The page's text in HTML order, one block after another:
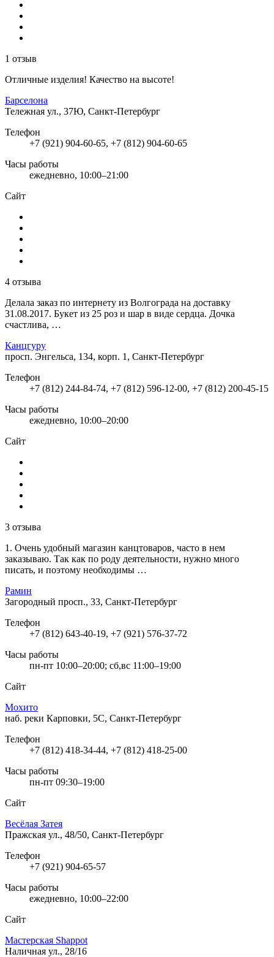
1 отзыв
Отличные изделия! Качество на высоте!
Барселона
Тележная ул., 37Ю, Санкт-Петербург
Телефон
+7 (921) 904-60-65, +7 (812) 904-60-65
Часы работы
ежедневно, 10:00–21:00
Сайт
4 отзыва
Делала заказ по интернету из Волгограда на доставку
31.08.2017. Букет из 25 роз и шар в виде сердца. Дочка
счастлива, …
Канцгуру
просп. Энгельса, 134, корп. 1, Санкт-Петербург
Телефон
+7 (812) 244-84-74, +7 (812) 596-12-00, +7 (812) 200-45-15
Часы работы
ежедневно, 10:00–20:00
Сайт
3 отзыва
1. Очень удобный магазин канцтоваров, часто в нем
заказываю. Так как по роду деятельности, нужно много
писать, и поэтому необходимы …
Рамин
Загородный просп., 33, Санкт-Петербург
Телефон
+7 (812) 643-40-19, +7 (921) 576-37-72
Часы работы
пн-пт 10:00–20:00; сб,вс 11:00–19:00
Сайт
Мохито
наб. реки Карповки, 5С, Санкт-Петербург
Телефон
+7 (812) 418-34-44, +7 (812) 418-25-00
Часы работы
пн-пт 09:30–19:00
Сайт
Весёлая Затея
Пражская ул., 48/50, Санкт-Петербург
Телефон
+7 (921) 904-65-57
Часы работы
ежедневно, 10:00–22:00
Сайт
Мастерская Shappot
Наличная ул., 28/16